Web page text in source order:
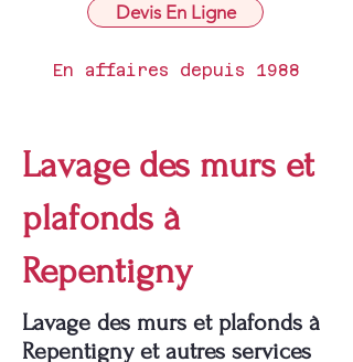
Devis En Ligne
En affaires depuis 1988
Lavage des murs et
plafonds à
Repentigny
Lavage des murs et plafonds à
Repentigny et autres services